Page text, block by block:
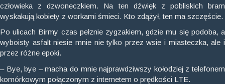
człowieka z dzwoneczkiem. Na ten dźwięk z pobliskich bram
wyskakują kobiety z workami śmieci. Kto zdążył, ten ma szczęście.
Po ulicach Birmy czas pełznie zygzakiem, gdzie mu się podoba, a
wyboisty asfalt niesie mnie nie tylko przez wsie i miasteczka, ale i
przez różne epoki.
– Bye, bye – macha do mnie najprawdziwszy kołodziej z telefonem
komórkowym połączonym z internetem o prędkości LTE.